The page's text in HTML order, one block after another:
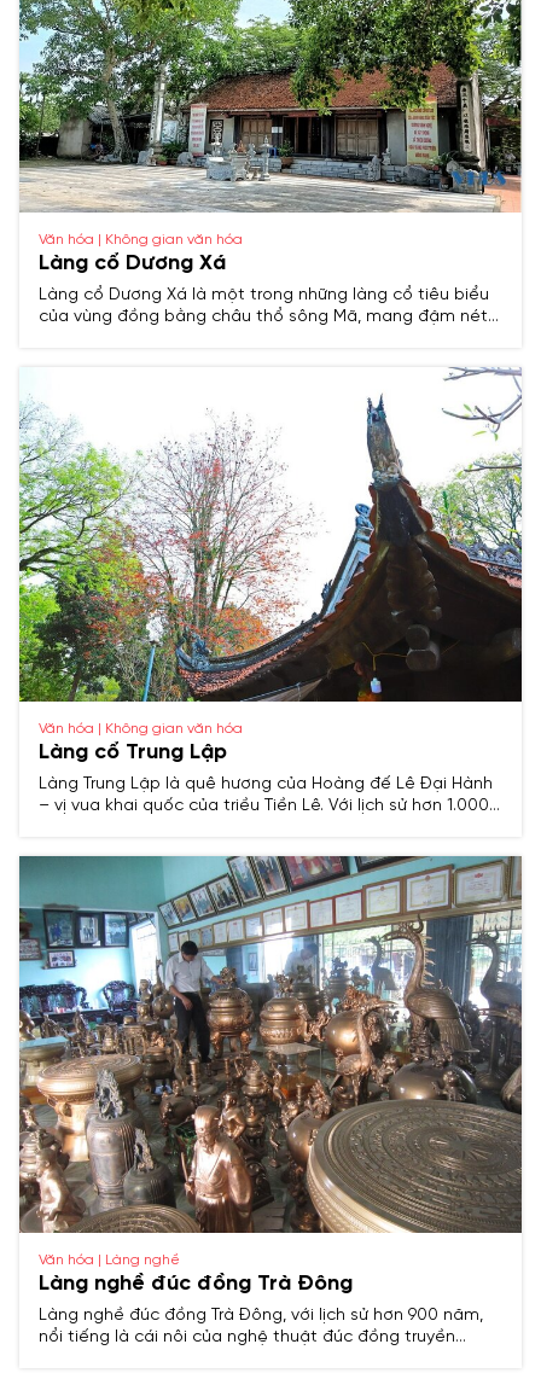
Văn hóa | Không gian văn hóa
Làng cổ Dương Xá
Làng cổ Dương Xá là một trong những làng cổ tiêu biểu
của vùng đồng bằng châu thổ sông Mã, mang đậm nét
trong các thời kỳ lịch sử, đồng thời lưu giữ nhiều di tích
khảo cổ và văn hóa đặc sắc.
Văn hóa | Không gian văn hóa
Làng cổ Trung Lập
Làng Trung Lập là quê hương của Hoàng đế Lê Đại Hành
– vị vua khai quốc của triều Tiền Lê. Với lịch sử hơn 1.000
Văn hóa | Làng nghề
Làng nghề đúc đồng Trà Đông
Làng nghề đúc đồng Trà Đông, với lịch sử hơn 900 năm,
nổi tiếng là cái nôi của nghệ thuật đúc đồng truyền